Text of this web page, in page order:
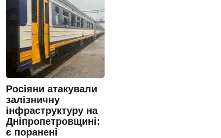
Росіяни атакували
залізничну
інфраструктуру на
Дніпропетровщині:
є поранені